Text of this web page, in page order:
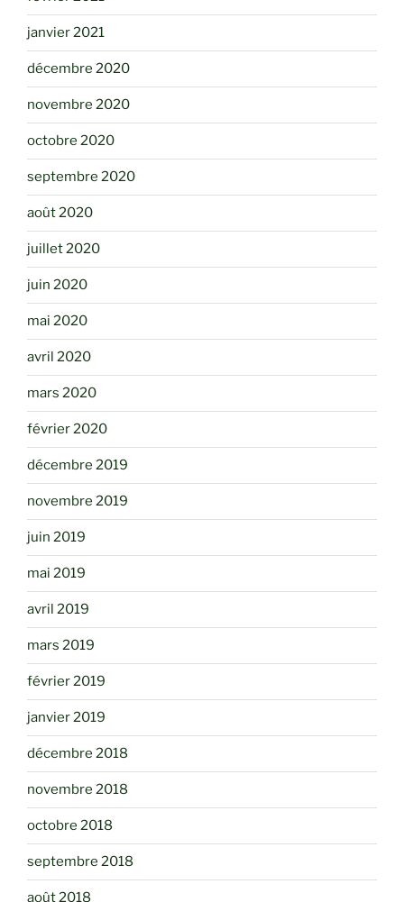
janvier 2021
décembre 2020
novembre 2020
octobre 2020
septembre 2020
août 2020
juillet 2020
juin 2020
mai 2020
avril 2020
mars 2020
février 2020
décembre 2019
novembre 2019
juin 2019
mai 2019
avril 2019
mars 2019
février 2019
janvier 2019
décembre 2018
novembre 2018
octobre 2018
septembre 2018
août 2018